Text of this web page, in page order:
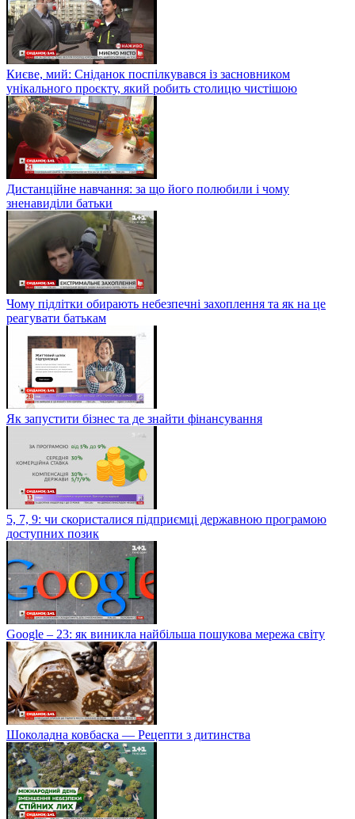
Києве, мий: Сніданок поспілкувався із засновником
унікального проєкту, який робить столицю чистішою
Дистанційне навчання: за що його полюбили і чому
зненавиділи батьки
Чому підлітки обирають небезпечні захоплення та як на це
реагувати батькам
Як запустити бізнес та де знайти фінансування
5, 7, 9: чи скористалися підприємці державною програмою
доступних позик
Google – 23: як виникла найбільша пошукова мережа світу
Шоколадна ковбаска — Рецепти з дитинства